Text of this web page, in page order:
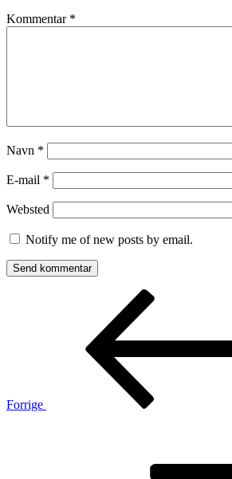
Kommentar *
Navn *
E-mail *
Websted
Notify me of new posts by email.
Indlægsnavigation
Forrige